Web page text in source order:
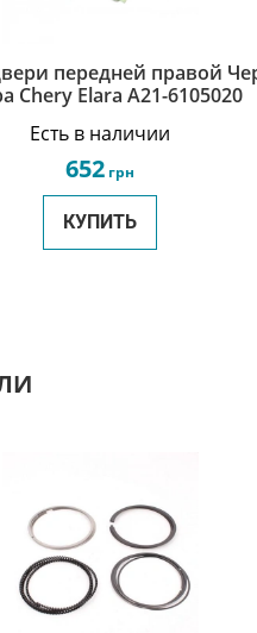
передней правой
Chery Elara A21-6105020
Есть в наличии
652 грн
КУПИТЬ